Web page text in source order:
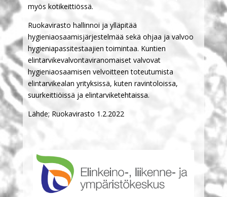
myös kotikeittiössä.
Ruokavirasto hallinnoi ja ylläpitää
hygieniaosaamisjärjestelmää sekä ohjaa ja valvoo
hygieniapassitestaajien toimintaa. Kuntien
elintarvikevalvontaviranomaiset valvovat
hygieniaosaamisen velvoitteen toteutumista
elintarvikealan yrityksissä, kuten ravintoloissa,
suurkeittiöissä ja elintarviketehtaissa.
Lähde; Ruokavirasto 1.2.2022